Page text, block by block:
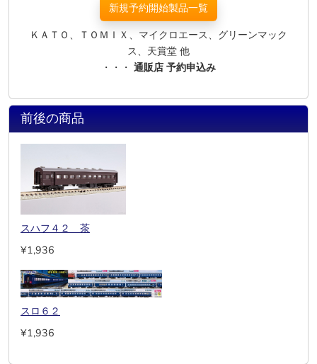
新規予約開始製品一覧
ＫＡＴＯ、ＴＯＭＩＸ、マイクロエース、グリーンマック
ス、天賞堂 他
・・・ 通販店 予約申込み
前後の商品
スハフ４２ 茶
¥1,936
スロ６２
¥1,936